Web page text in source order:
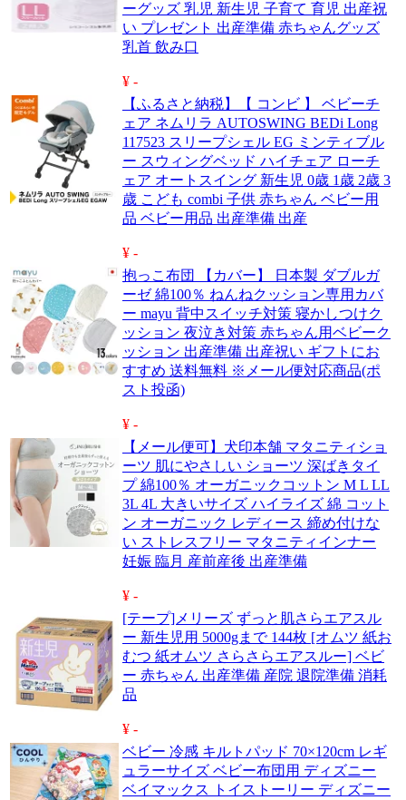
ーグッズ 乳児 新生児 子育て 育児 出産祝
い プレゼント 出産準備 赤ちゃんグッズ
乳首 飲み口
¥ -
【ふるさと納税】【 コンビ 】 ベビーチ
ェア ネムリラ AUTOSWING BEDi Long
117523 スリープシェル EG ミンティブル
ー スウィングベッド ハイチェア ローチ
ェア オートスイング 新生児 0歳 1歳 2歳 3
歳 こども combi 子供 赤ちゃん ベビー用
品 ベビー用品 出産準備 出産
¥ -
抱っこ布団 【カバー】 日本製 ダブルガ
ーゼ 綿100％ ねんねクッション専用カバ
ー mayu 背中スイッチ対策 寝かしつけク
ッション 夜泣き対策 赤ちゃん用ベビーク
ッション 出産準備 出産祝い ギフトにお
すすめ 送料無料 ※メール便対応商品(ポ
スト投函)
¥ -
【メール便可】犬印本舗 マタニティショ
ーツ 肌にやさしい ショーツ 深ばきタイ
プ 綿100％ オーガニックコットン M L LL
3L 4L 大きいサイズ ハイライズ 綿 コット
ン オーガニック レディース 締め付けな
い ストレスフリー マタニティインナー
妊娠 臨月 産前産後 出産準備
¥ -
[テープ]メリーズ ずっと肌さらエアスル
ー 新生児用 5000gまで 144枚 [オムツ 紙お
むつ 紙オムツ さらさらエアスルー] ベビ
ー 赤ちゃん 出産準備 産院 退院準備 消耗
品
¥ -
ベビー 冷感 キルトパッド 70×120cm レギ
ュラーサイズ ベビー布団用 ディズニー
ベイマックス トイストーリー ディズニー